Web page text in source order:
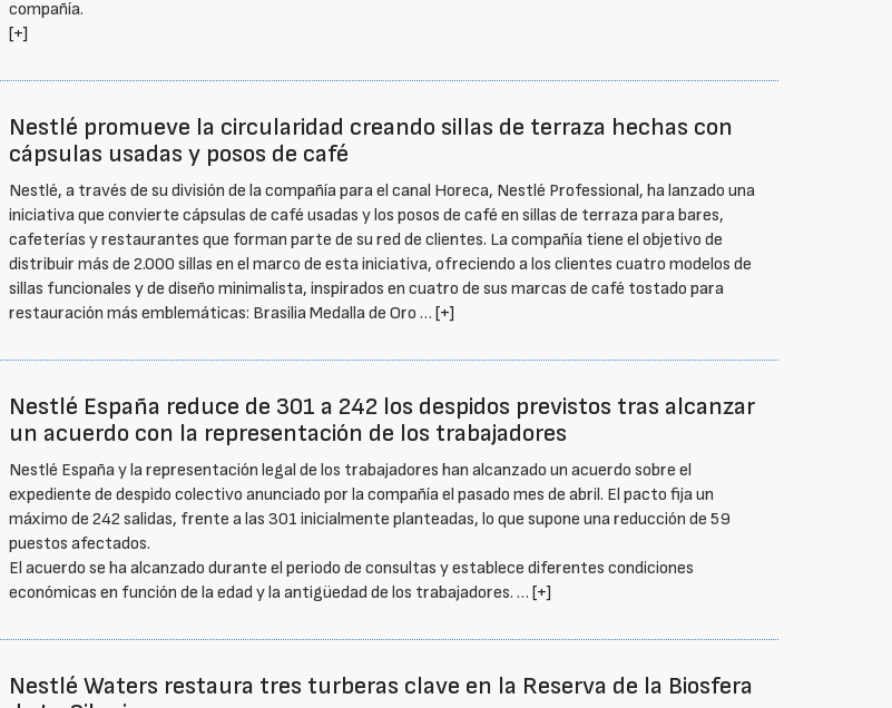
compañía.
[+]
Nestlé promueve la circularidad creando sillas de terraza hechas con
cápsulas usadas y posos de café
Nestlé, a través de su división de la compañía para el canal Horeca, Nestlé Professional, ha lanzado una
iniciativa que convierte cápsulas de café usadas y los posos de café en sillas de terraza para bares,
cafeterías y restaurantes que forman parte de su red de clientes. La compañía tiene el objetivo de
distribuir más de 2.000 sillas en el marco de esta iniciativa, ofreciendo a los clientes cuatro modelos de
sillas funcionales y de diseño minimalista, inspirados en cuatro de sus marcas de café tostado para
restauración más emblemáticas: Brasilia Medalla de Oro …[+]
Nestlé España reduce de 301 a 242 los despidos previstos tras alcanzar
un acuerdo con la representación de los trabajadores
Nestlé España y la representación legal de los trabajadores han alcanzado un acuerdo sobre el
expediente de despido colectivo anunciado por la compañía el pasado mes de abril. El pacto fija un
máximo de 242 salidas, frente a las 301 inicialmente planteadas, lo que supone una reducción de 59
puestos afectados.
El acuerdo se ha alcanzado durante el periodo de consultas y establece diferentes condiciones
económicas en función de la edad y la antigüedad de los trabajadores. …[+]
Nestlé Waters restaura tres turberas clave en la Reserva de la Biosfera